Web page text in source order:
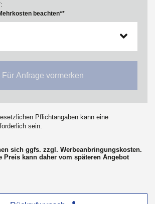
beachten**
Für Anfrage vormerken
Pflichtangaben kann eine
sein.
sich ggfs. zzgl. Werbeanbringungskosten.
Preis kann daher vom späteren Angebot